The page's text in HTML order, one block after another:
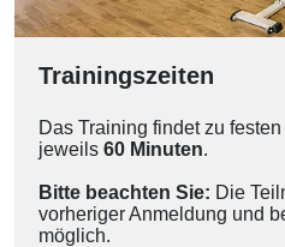
Trainingszeiten
Das Training findet zu
jeweils 60 Minuten.
Bitte beachten Sie: Die
vorheriger Anmeldung und
möglich.